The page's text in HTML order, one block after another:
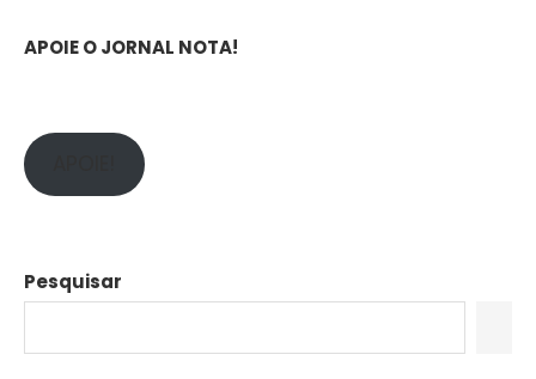
APOIE O JORNAL NOTA!
Pesquisar